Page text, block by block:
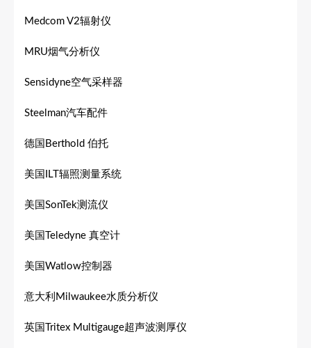
Medcom V2辐射仪
MRU烟气分析仪
Sensidyne空气采样器
Steelman汽车配件
德国Berthold 伯托
美国ILT辐照测量系统
美国SonTek测流仪
美国Teledyne 真空计
美国Watlow控制器
意大利Milwaukee水质分析仪
英国Tritex Multigauge超声波测厚仪